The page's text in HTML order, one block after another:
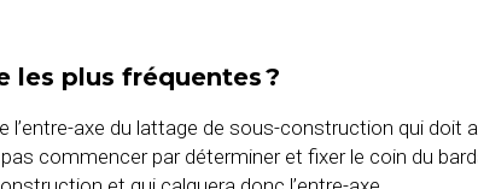
les plus fréquentes ?
l’entre-axe du lattage de sous-construction qui doit
commencer par déterminer et fixer le coin du